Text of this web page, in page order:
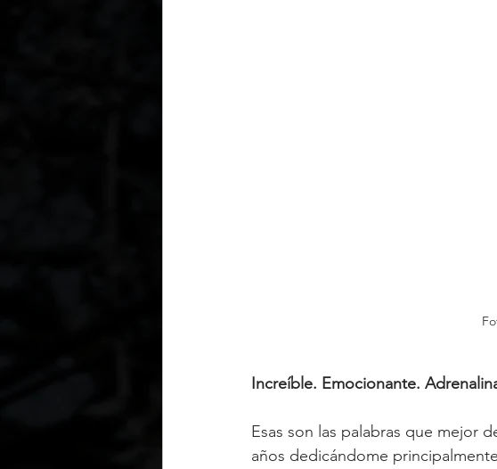
Increíble. Emocionante.
Esas son las palabras que mejor
años dedicándome